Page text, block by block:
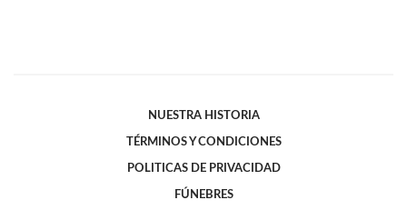
NUESTRA HISTORIA
TÉRMINOS Y CONDICIONES
POLITICAS DE PRIVACIDAD
FÚNEBRES